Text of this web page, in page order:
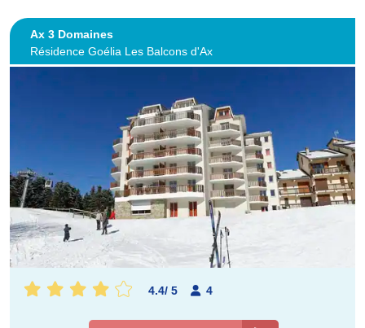
Ax 3 Domaines
Résidence Goélia Les Balcons d'Ax
4.4/ 5 4